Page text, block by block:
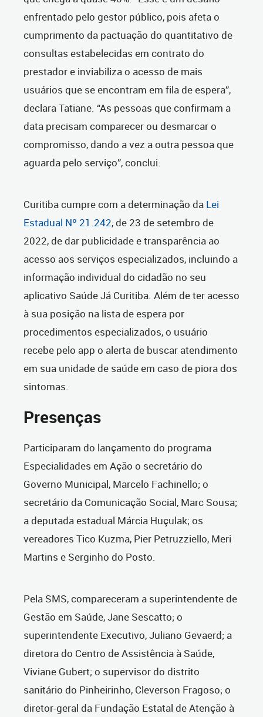
enfrentado pelo gestor público, pois afeta o
cumprimento da pactuação do quantitativo de
consultas estabelecidas em contrato do
prestador e inviabiliza o acesso de mais
usuários que se encontram em fila de espera”,
declara Tatiane. “As pessoas que confirmam a
data precisam comparecer ou desmarcar o
compromisso, dando a vez a outra pessoa que
aguarda pelo serviço”, conclui.
Curitiba cumpre com a determinação da Lei
Estadual Nº 21.242, de 23 de setembro de
2022, de dar publicidade e transparência ao
acesso aos serviços especializados, incluindo a
informação individual do cidadão no seu
aplicativo Saúde Já Curitiba. Além de ter acesso
à sua posição na lista de espera por
procedimentos especializados, o usuário
recebe pelo app o alerta de buscar atendimento
em sua unidade de saúde em caso de piora dos
sintomas.
Presenças
Participaram do lançamento do programa
Especialidades em Ação o secretário do
Governo Municipal, Marcelo Fachinello; o
secretário da Comunicação Social, Marc Sousa;
a deputada estadual Márcia Huçulak; os
vereadores Tico Kuzma, Pier Petruzziello, Meri
Martins e Serginho do Posto.
Pela SMS, compareceram a superintendente de
Gestão em Saúde, Jane Sescatto; o
superintendente Executivo, Juliano Gevaerd; a
diretora do Centro de Assistência à Saúde,
Viviane Gubert; o supervisor do distrito
sanitário do Pinheirinho, Cleverson Fragoso; o
diretor-geral da Fundação Estatal de Atenção à